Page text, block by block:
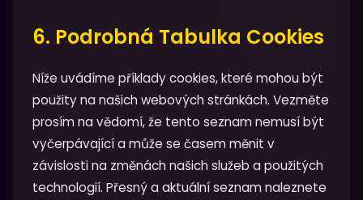
6. Podrobná Tabulka Cookies
Níže uvádíme příklady cookies, které mohou být
použity na našich webových stránkách. Vezměte
prosím na vědomí, že tento seznam nemusí být
vyčerpávající a může se časem měnit v
závislosti na změnách našich služeb a použitých
technologií. Přesný a aktuální seznam naleznete